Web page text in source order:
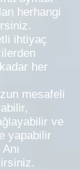
herhangi
ihtiyaç
her
mesafeli
ve
yapabilir